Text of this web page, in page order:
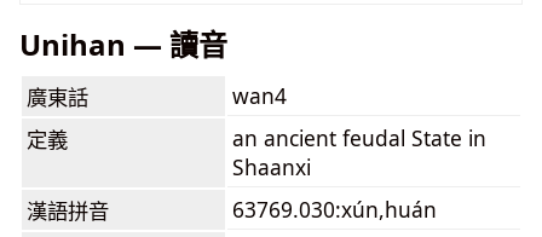
Unihan — 讀音
廣東話
wan4
定義
an ancient feudal State in
Shaanxi
漢語拼音
63769.030:xún,huán